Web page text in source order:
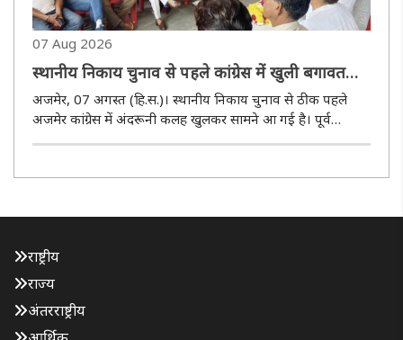
07 Aug 2026
स्थानीय निकाय चुनाव से पहले कांग्रेस में खुली बगावत
पायलट खेमे ने डीसीसी को नकारा
अजमेर, 07 अगस्त (हि.स.)। स्थानीय निकाय चुनाव से ठीक पहले
अजमेर कांग्रेस में अंदरूनी कलह खुलकर सामने आ गई है। पूर्व
उपमुख्यमंत्री सचिन पायलट समर्थक नेताओं ने शहर जिला कांग्रेस
खारिज कर दिया।..
राष्ट्रीय
राज्य
अंतरराष्ट्रीय